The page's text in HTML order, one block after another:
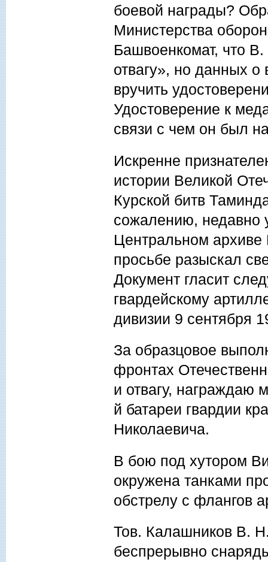
боевой награды?
Министерства
Башвоенкомат, что
отвагу», но данных о
вручить
Удостоверение к
связи с чем он был
Искренне
истории Великой
Курской битв
сожалению, недавно
Центральном
просьбе разыскал
Документ гласит
гвардейскому
дивизии 9 сентября
За образцовое
фронтах
и отвагу, награждаю
й батареи гвардии
Николаевича.
В бою под хутором
окружена танками
обстрелу с флангов
Тов. Калашников В.
беспрерывно